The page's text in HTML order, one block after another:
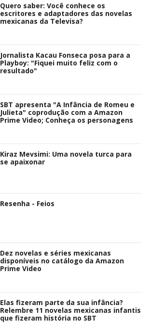
Quero saber: Você conhece os
escritores e adaptadores das novelas
mexicanas da Televisa?
Jornalista Kacau Fonseca posa para a
Playboy: "Fiquei muito feliz com o
resultado"
SBT apresenta "A Infância de Romeu e
Julieta" coprodução com a Amazon
Prime Video; Conheça os personagens
Kiraz Mevsimi: Uma novela turca para
se apaixonar
Resenha - Feios
Dez novelas e séries mexicanas
disponíveis no catálogo da Amazon
Prime Video
Elas fizeram parte da sua infância?
Relembre 11 novelas mexicanas infantis
que fizeram história no SBT